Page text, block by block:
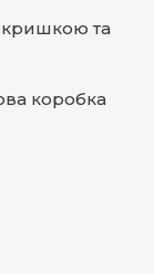
кришкою та
коробка